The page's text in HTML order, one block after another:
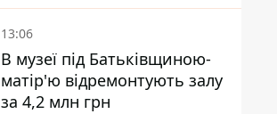
13:06
В музеї під Батьківщиною-
матір'ю відремонтують залу
за 4,2 млн грн